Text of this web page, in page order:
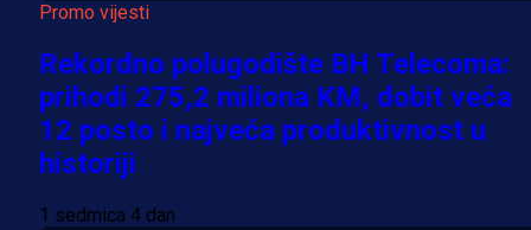
Promo vijesti
Rekordno polugodište BH Telecoma:
prihodi 275,2 miliona KM, dobit veća
12 posto i najveća produktivnost u
historiji
1 sedmica 4 dan